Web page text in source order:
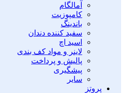
آمالگام
کامپوزیت
باندینگ
سفید کننده دندان
اسید اچ
لاینر و مواد کف بندی
پالیش و پرداخت
پیشگیری
سایر
پروتز